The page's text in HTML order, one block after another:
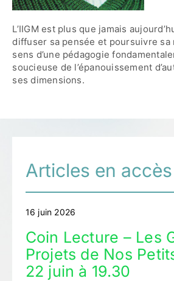
L’IIGM est plus que jamais
diffuser sa pensée et poursuivre sa
sens d’une pédagogie
soucieuse de l’épanouissement
ses dimensions.
Articles en
16 juin 2026
Coin Lecture – Les
Projets de Nos
22 juin à 19.30